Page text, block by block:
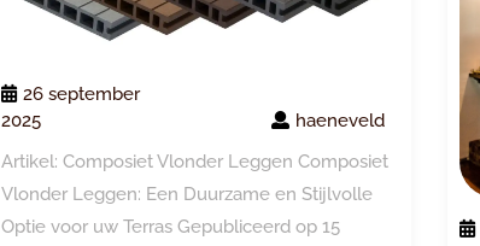
26 september
2025
haeneveld
Artikel: Composiet Vlonder Leggen Composiet
Vlonder Leggen: Een Duurzame en Stijlvolle
Optie voor uw Terras Gepubliceerd op 15